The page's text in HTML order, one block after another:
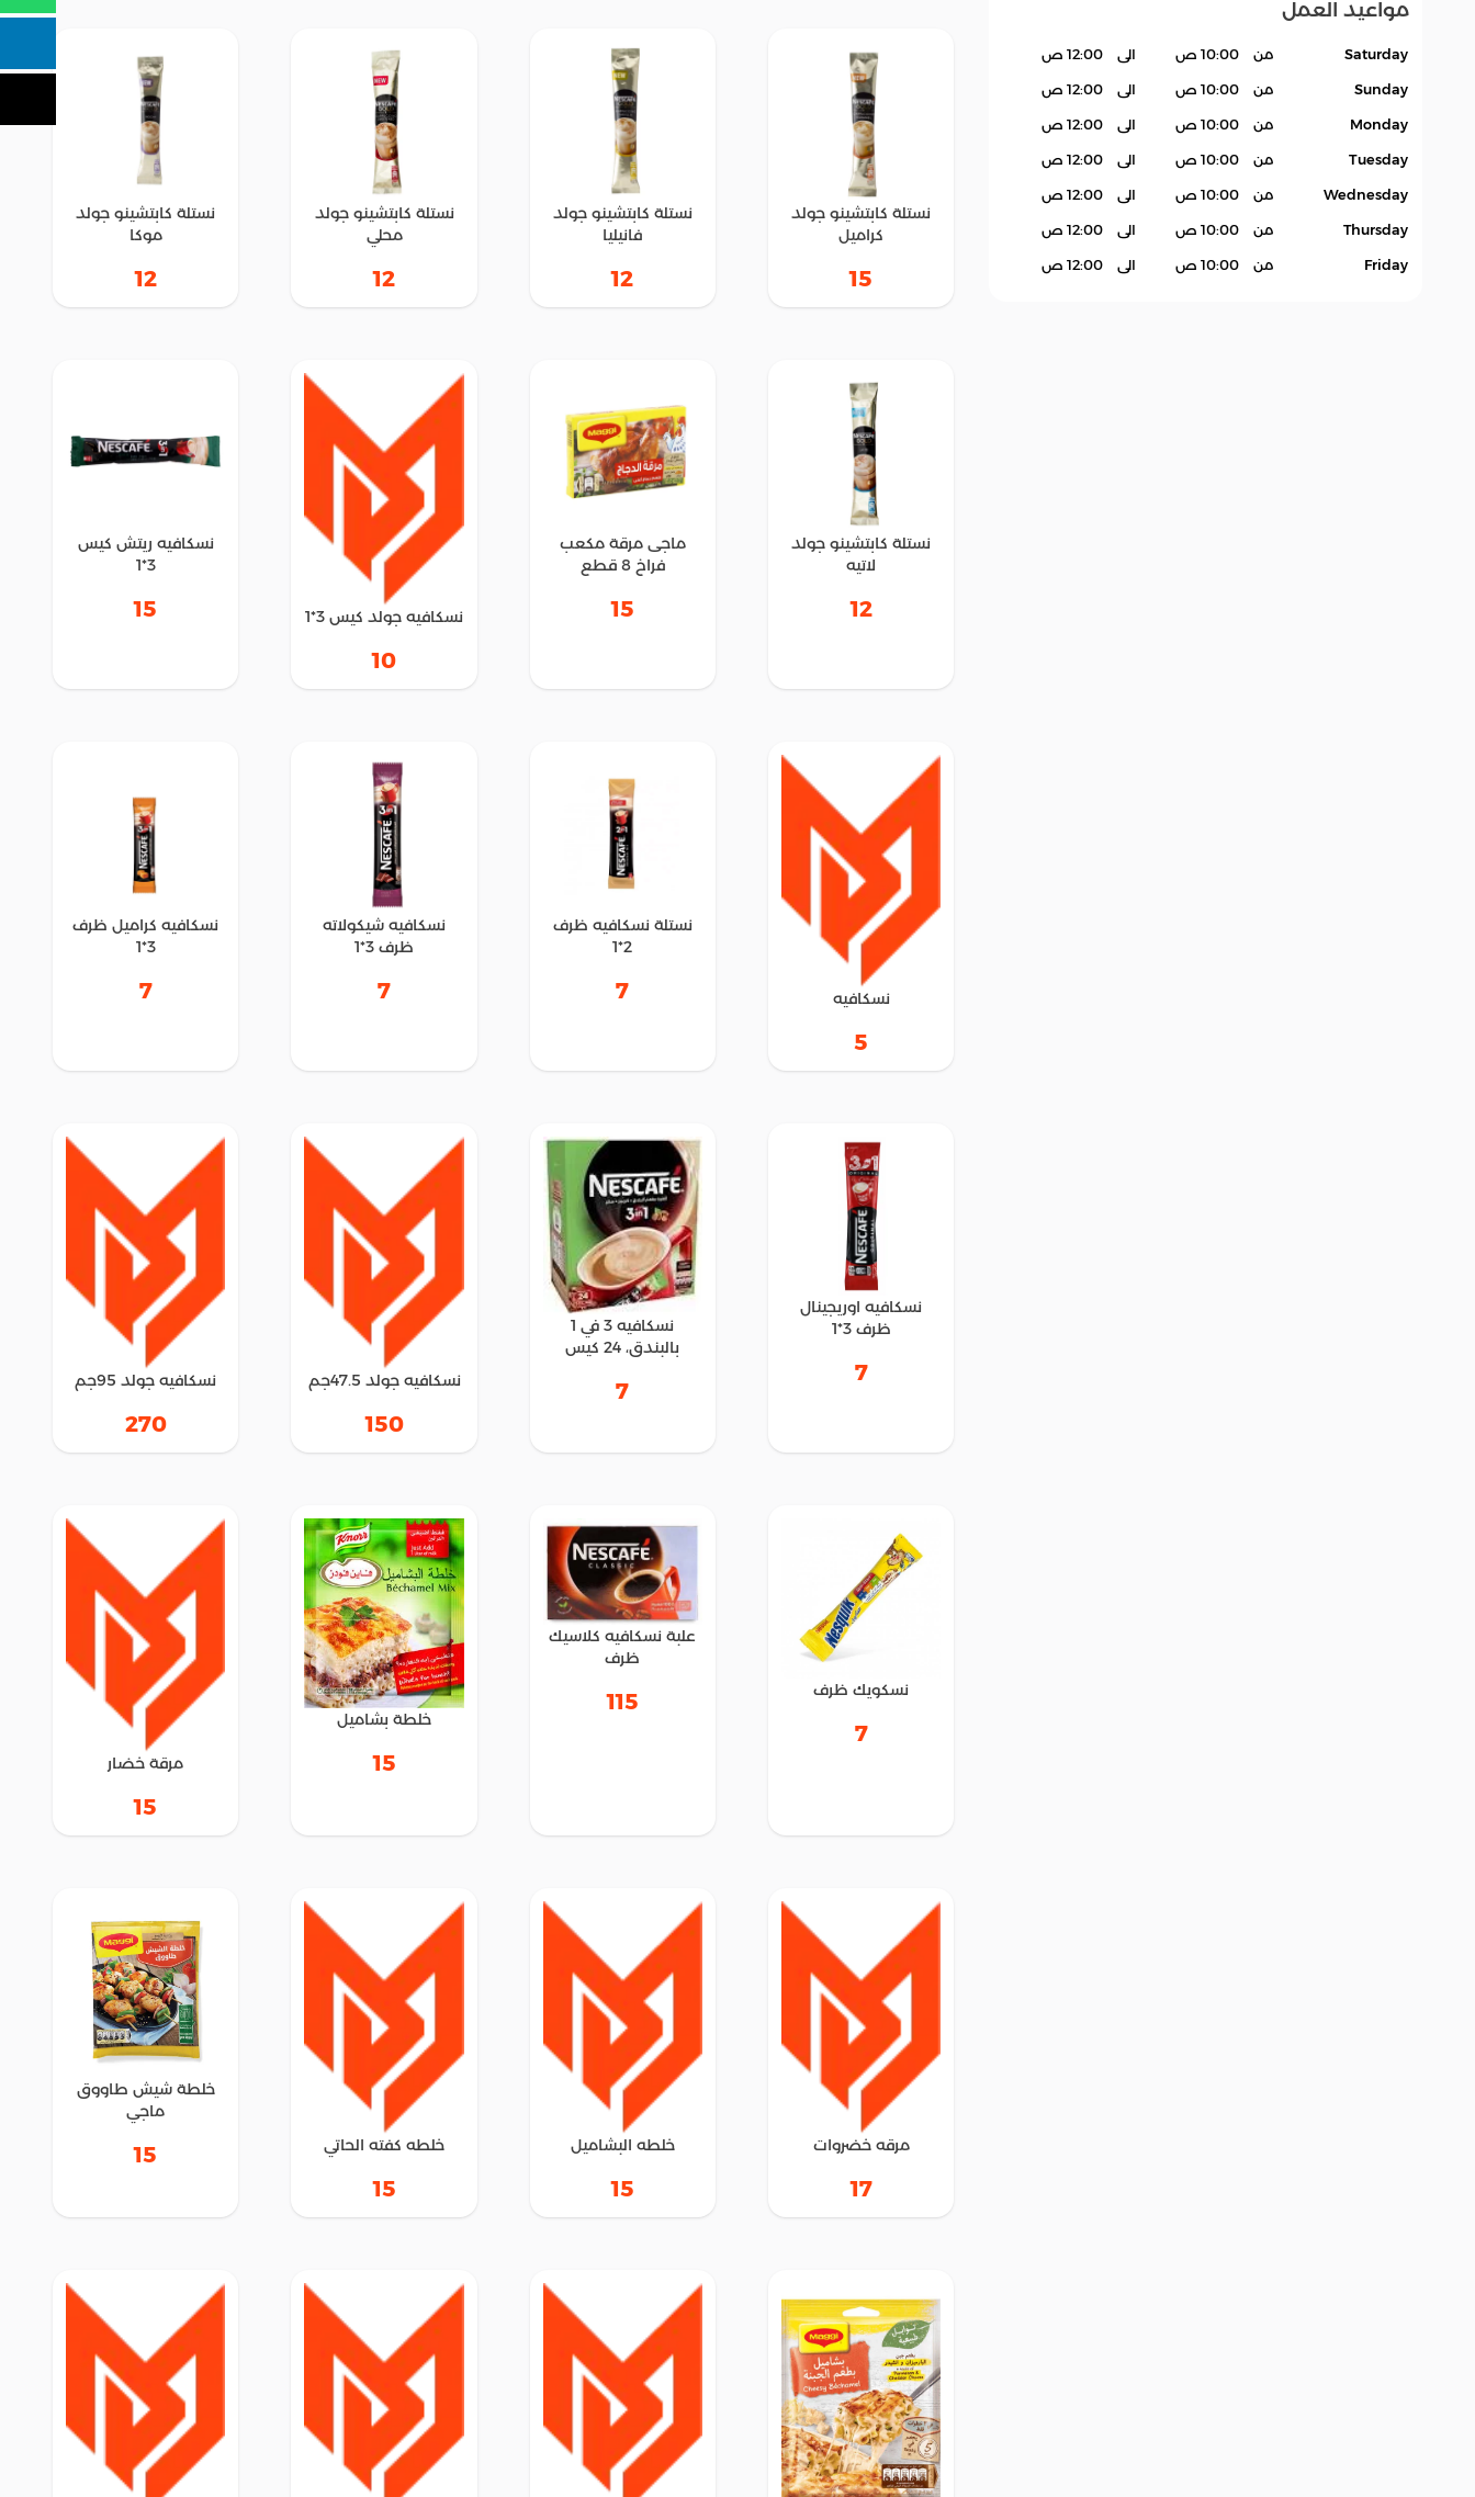
مواعيد العمل
Saturday من 10:00 ص الى 12:00 ص
Sunday من 10:00 ص الى 12:00 ص
Monday من 10:00 ص الى 12:00 ص
Tuesday من 10:00 ص الى 12:00 ص
Wednesday من 10:00 ص الى 12:00 ص
Thursday من 10:00 ص الى 12:00 ص
Friday من 10:00 ص الى 12:00 ص
نستلة كابتشينو جولد
كراميل
15
نستلة كابتشينو جولد
فانيليا
12
نستلة كابتشينو جولد
محلي
12
نستلة كابتشينو جولد
موكا
12
نستلة كابتشينو جولد
لاتيه
12
ماجى مرقة مكعب
فراخ 8 قطع
15 نسكافيه جولد كيس 3*1
10
نسكافيه ريتش كيس
3*1
15
نسكافيه
5
نستلة نسكافيه ظرف
2*1
7
نسكافيه شيكولاته
ظرف 3*1
7
نسكافيه كراميل ظرف
3*1
7
نسكافيه اوريجينال
ظرف 3*1
7
نسكافيه 3 في 1
بالبندق، 24 كيس
7 نسكافيه جولد 47.5جم
150
نسكافيه جولد 95جم
270
نسكويك ظرف
7
علبة نسكافيه كلاسيك
ظرف
115
خلطة بشاميل
15 مرقة خضار
15
مرقه خضروات
17
خلطه البشاميل
15
خلطه كفته الحاتي
15
خلطة شيش طاووق
ماجي
15